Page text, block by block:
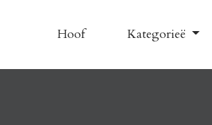
Hoof Kategorieë